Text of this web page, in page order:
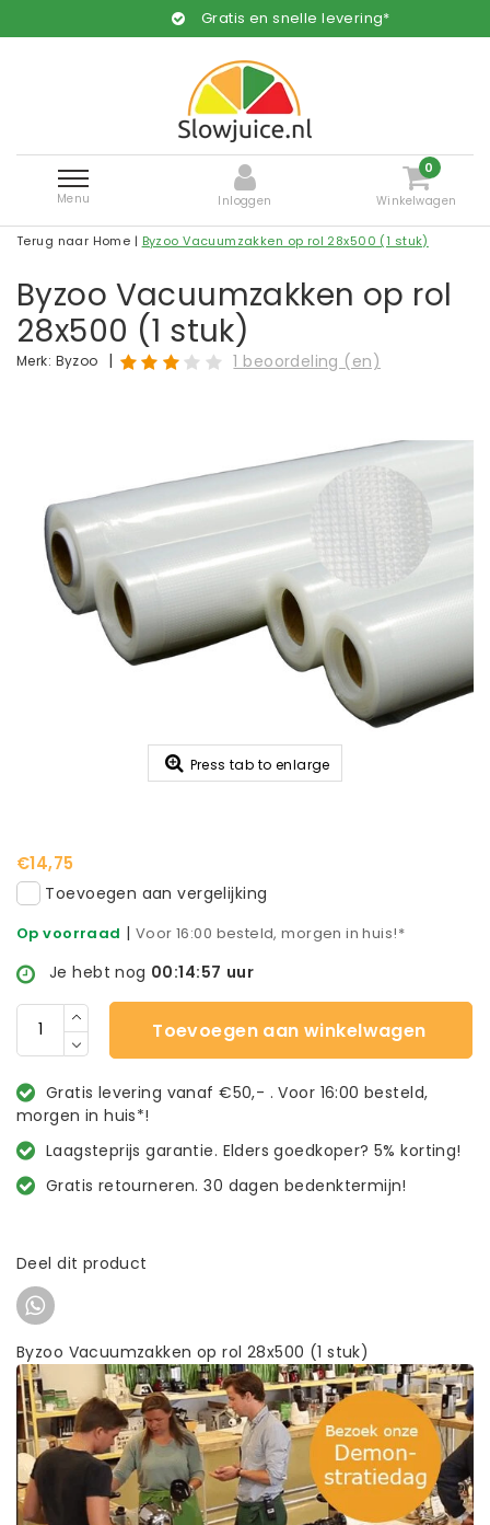
Gratis en snelle levering*
Menu Inloggen
0
Winkelwagen
Terug naar Home | Byzoo Vacuumzakken op rol 28x500 (1 stuk)
Byzoo Vacuumzakken op rol
28x500 (1 stuk)
Merk: Byzoo | 1 beoordeling (en)
Press tab to enlarge
€14,75
Toevoegen aan vergelijking
Op voorraad | Voor 16:00 besteld, morgen in huis!*
Je hebt nog 00:14:56 uur
Toevoegen aan winkelwagen
Gratis levering vanaf €50,- . Voor 16:00 besteld,
morgen in huis*!
Laagsteprijs garantie. Elders goedkoper? 5% korting!
Gratis retourneren. 30 dagen bedenktermijn!
Deel dit product
Byzoo Vacuumzakken op rol 28x500 (1 stuk)